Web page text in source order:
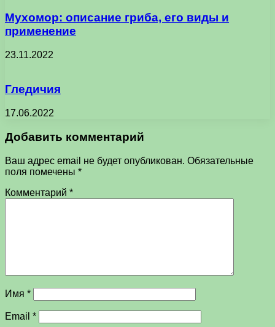
Мухомор: описание гриба, его виды и
применение
23.11.2022
Гледичия
17.06.2022
Добавить комментарий
Ваш адрес email не будет опубликован. Обязательные
поля помечены *
Комментарий *
Имя *
Email *